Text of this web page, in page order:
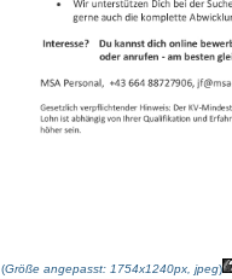
(Größe angepasst: 1754x1240px, jpeg)